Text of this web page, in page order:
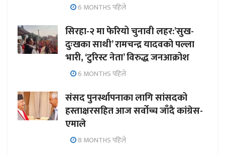
6 MONTHS पहिले
सिरहा-२ मा फेरियो चुनावी लहर:’सुख-
दुःखका साथी’ रामचन्द्र यादवको पल्ला
भारी, ‘टुरिस्ट नेता’ विरुद्ध जनआक्रोश
6 MONTHS पहिले
संसद पुनर्स्थापनाका लागि सांसदको
हस्ताक्षरसहित आज सर्वोच्च जाँदै कांग्रेस-
एमाले
8 MONTHS पहिले